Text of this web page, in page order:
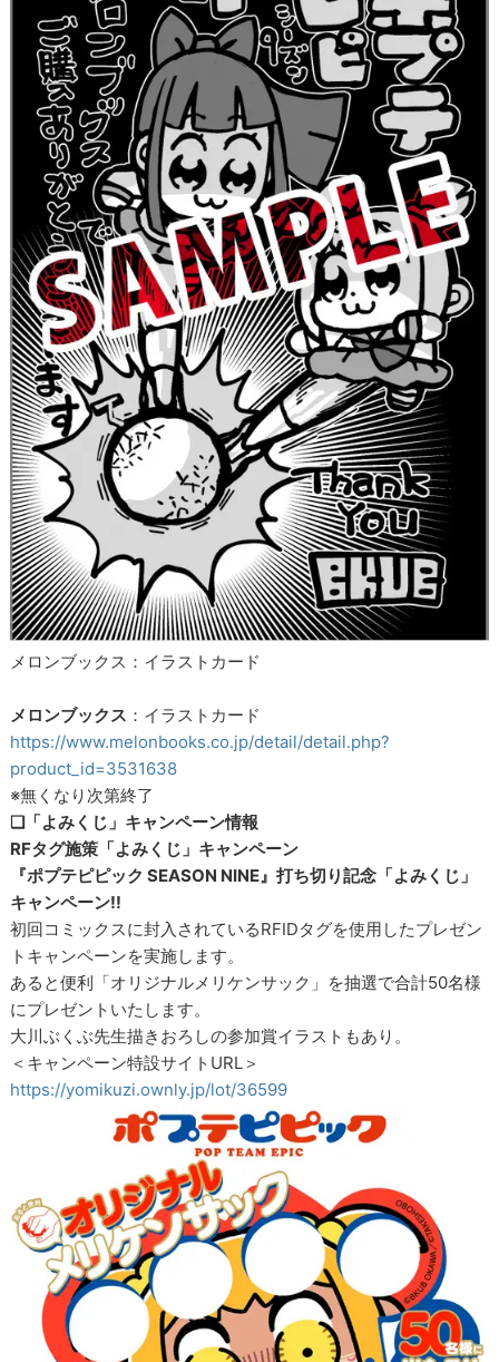
メロンブックス：イラストカード
メロンブックス ：イラストカード
https://www.melonbooks.co.jp/detail/detail.php?
product_id=3531638
※無くなり次第終了
❏「よみくじ」キャンペーン情報
RFタグ施策「よみくじ」キャンペーン
『ポプテピピック SEASON NINE』打ち切り記念「よみくじ」
キャンペーン!!
初回コミックスに封入されているRFIDタグを使用したプレゼン
トキャンペーンを実施します。
あると便利「オリジナルメリケンサック」を抽選で合計50名様
にプレゼントいたします。
大川ぶくぶ先生描きおろしの参加賞イラストもあり。
＜キャンペーン特設サイトURL＞
https://yomikuzi.ownly.jp/lot/36599